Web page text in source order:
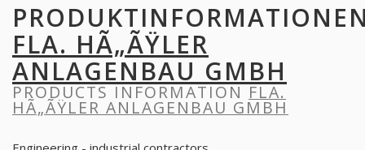
FLA. HÃ„ÃŸLER
ANLAGENBAU GMBH
PRODUCTS INFORMATION FLA.
HÃ„ÃŸLER ANLAGENBAU GMBH